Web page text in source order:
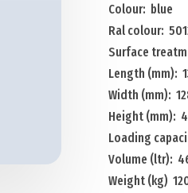
Colour: blue
Ral colour:
Surface
Length (mm):
Width (mm):
Height (mm):
Loading
Volume (ltr):
Weight (kg)